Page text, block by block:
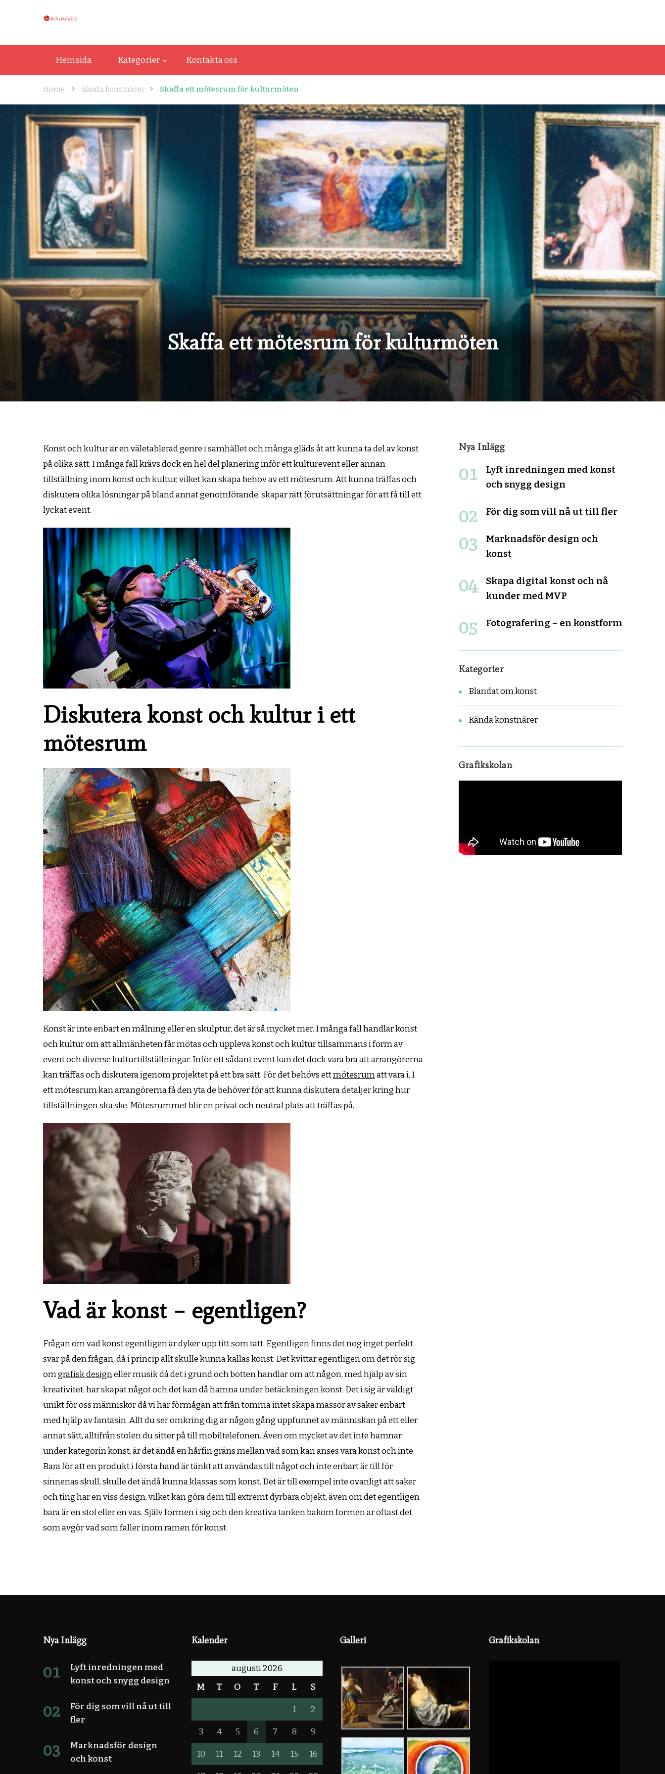
Hemsida Kategorier Kontakta oss
Home Kända konstnärer Skaffa ett mötesrum för kulturmöten
Skaffa ett mötesrum för kulturmöten
Konst och kultur är en väletablerad genre i samhället och många gläds åt att kunna ta del av konst
på olika sätt. I många fall krävs dock en hel del planering inför ett kulturevent eller annan
tillställning inom konst och kultur, vilket kan skapa behov av ett mötesrum. Att kunna träffas och
diskutera olika lösningar på bland annat genomförande, skapar rätt förutsättningar för att få till ett
lyckat event.
Diskutera konst och kultur i ett
mötesrum
Konst är inte enbart en målning eller en skulptur, det är så mycket mer. I många fall handlar konst
och kultur om att allmänheten får mötas och uppleva konst och kultur tillsammans i form av
event och diverse kulturtillställningar. Inför ett sådant event kan det dock vara bra att arrangörerna
kan träffas och diskutera igenom projektet på ett bra sätt. För det behövs ettmötesrumatt vara i. I
ett mötesrum kan arrangörerna få den yta de behöver för att kunna diskutera detaljer kring hur
tillställningen ska ske. Mötesrummet blir en privat och neutral plats att träffas på.
Vad är konst – egentligen?
Frågan om vad konst egentligen är dyker upp titt som tätt. Egentligen finns det nog inget perfekt
svar på den frågan, då i princip allt skulle kunna kallas konst. Det kvittar egentligen om det rör sig
omgrafisk designeller musik då det i grund och botten handlar om att någon, med hjälp av sin
kreativitet, har skapat något och det kan då hamna under betäckningen konst. Det i sig är väldigt
unikt för oss människor då vi har förmågan att från tomma intet skapa massor av saker enbart
med hjälp av fantasin. Allt du ser omkring dig är någon gång uppfunnet av människan på ett eller
annat sätt, alltifrån stolen du sitter på till mobiltelefonen. Även om mycket av det inte hamnar
under kategorin konst, är det ändå en hårfin gräns mellan vad som kan anses vara konst och inte.
Bara för att en produkt i första hand är tänkt att användas till något och inte enbart är till för
sinnenas skull, skulle det ändå kunna klassas som konst. Det är till exempel inte ovanligt att saker
och ting har en viss design, vilket kan göra dem till extremt dyrbara objekt, även om det egentligen
bara är en stol eller en vas. Själv formen i sig och den kreativa tanken bakom formen är oftast det
som avgör vad som faller inom ramen för konst.
Nya Inlägg
Lyft inredningen med konst
och snygg design
För dig som vill nå ut till fler
Marknadsför design och
konst
Skapa digital konst och nå
kunder med MVP
Fotografering – en konstform
Kategorier
Blandat om konst
Kända konstnärer
Grafikskolan
Nya Inlägg
Lyft inredningen med
konst och snygg design
För dig som vill nå ut till
fler
Marknadsför design
och konst
Kalender
augusti 2026
M T O T F L S
1 2
3 4 5 6 7 8 9
10 11 12 13 14 15 16
Galleri Grafikskolan